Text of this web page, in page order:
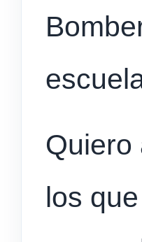
Quiero
los